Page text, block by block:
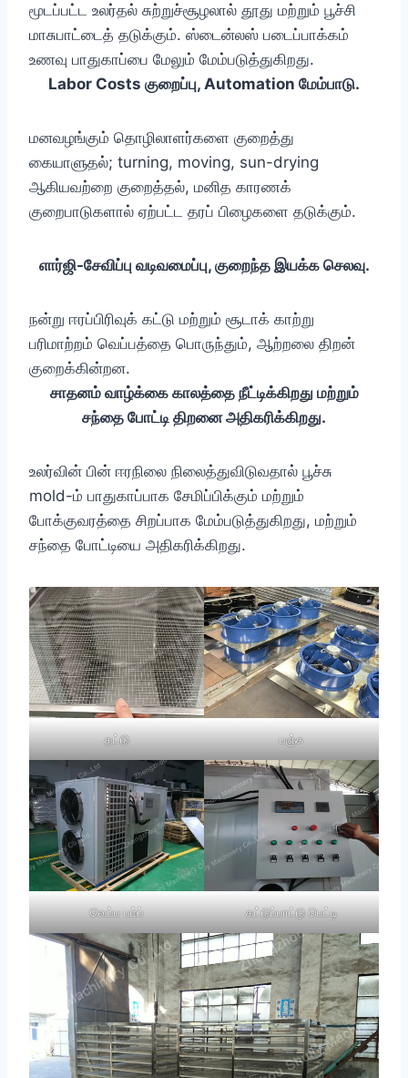
மூடப்பட்ட உலர்தல் சுற்றுச்சூழலால் தூது மற்றும் பூச்சி
மாசுபாட்டைத் தடுக்கும். ஸ்டைன்லஸ் படைப்பாக்கம்
உணவு பாதுகாப்பை மேலும் மேம்படுத்துகிறது.
Labor Costs குறைப்பு, Automation மேம்பாடு.
மனவழங்கும் தொழிலாளர்களை குறைத்து
கையாளுதல்; turning, moving, sun-drying
ஆகியவற்றை குறைத்தல், மனித காரணக்
குறைபாடுகளால் ஏற்பட்ட தரப் பிழைகளை தடுக்கும்.
எார்ஜி-சேவிப்பு வடிவமைப்பு, குறைந்த இயக்க செலவு.
நன்று ஈரப்பிரிவுக் கட்டு மற்றும் சூடாக் காற்று
பரிமாற்றம் வெப்பத்தை பொருந்தும், ஆற்றலை திறன்
குறைக்கின்றன.
சாதனம் வாழ்க்கை காலத்தை நீட்டிக்கிறது மற்றும்
சந்தை போட்டி திறனை அதிகரிக்கிறது.
உலர்வின் பின் ஈரநிலை நிலைத்துவிடுவதால் பூச்சு
mold-ம் பாதுகாப்பாக சேமிப்பிக்கும் மற்றும்
போக்குவரத்தை சிறப்பாக மேம்படுத்துகிறது, மற்றும்
சந்தை போட்டியை அதிகரிக்கிறது.
தட்டு பஞ்சு
வெப்ப பம்ப் கட்டுப்பாட்டு பெட்டி